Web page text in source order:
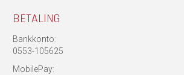
BETALING
Bankkonto:
0553-105625
MobilePay: